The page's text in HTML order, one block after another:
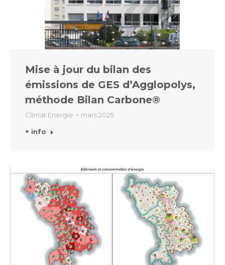
Mise à jour du bilan des
émissions de GES d’Agglopolys,
méthode Bilan Carbone®
Climat Énergie mars 2025
+ info